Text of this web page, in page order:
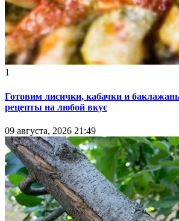
1
Готовим лисички, кабачки и
рецепты на любой вкус
09 августа, 2026 21:49